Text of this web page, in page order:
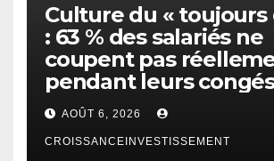
Culture du « toujours
: 63 % des salariés ne
coupent pas
pendant leurs
AOÛT 6, 2026
CROISSANCEINVESTISSEMENT